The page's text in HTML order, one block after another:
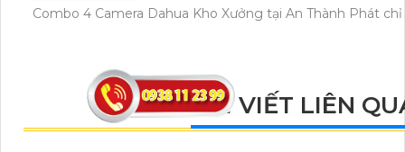
Combo 4 Camera Dahua Kho Xưởng tại An Thành Phát
BÀI VIẾT LIÊN